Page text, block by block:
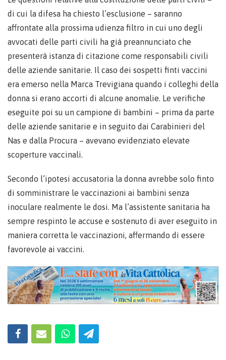
di cui la difesa ha chiesto l’esclusione – saranno
affrontate alla prossima udienza filtro in cui uno degli
avvocati delle parti civili ha già preannunciato che
presenterà istanza di citazione come responsabili civili
delle aziende sanitarie. Il caso dei sospetti finti vaccini
era emerso nella Marca Trevigiana quando i colleghi della
donna si erano accorti di alcune anomalie. Le verifiche
eseguite poi su un campione di bambini – prima da parte
delle aziende sanitarie e in seguito dai Carabinieri del
Nas e dalla Procura – avevano evidenziato elevate
scoperture vaccinali.
Secondo l’ipotesi accusatoria la donna avrebbe solo finto
di somministrare le vaccinazioni ai bambini senza
inoculare realmente le dosi. Ma l’assistente sanitaria ha
sempre respinto le accuse e sostenuto di aver eseguito in
maniera corretta le vaccinazioni, affermando di essere
favorevole ai vaccini.